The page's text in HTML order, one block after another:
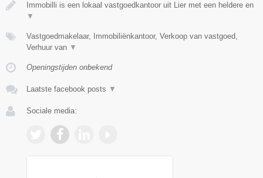
Immobilli is een lokaal vastgoedkantoor uit Lier met een heldere en
▼
Vastgoedmakelaar, Immobiliënkantoor, Verkoop van vastgoed,
Verhuur van ▼
Openingstijden onbekend
Laatste facebook posts ▼
Sociale media: